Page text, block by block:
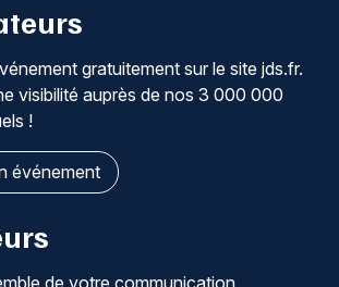
gratuitement sur le site jds.fr.
visibilité auprès de nos 3 000 000
!
événement